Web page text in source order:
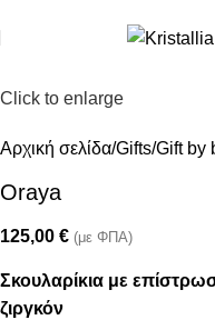
Click to enlarge
Αρχική σελίδα Gifts Gift by
Oraya
125,00 € (με ΦΠΑ)
Σκουλαρίκια με
ζιργκόν